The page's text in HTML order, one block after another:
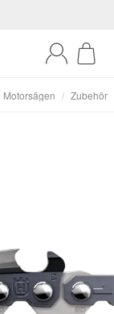
Motorsägen / Zubehör